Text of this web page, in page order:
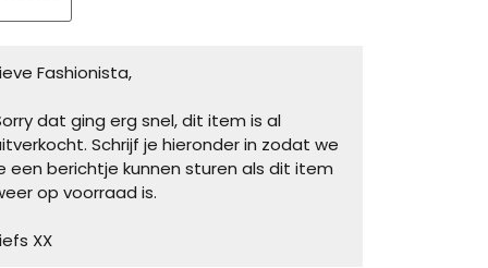
Fashionista,
dat ging erg snel, dit item is al
Schrijf je hieronder in zodat we
een berichtje kunnen sturen als dit item
op voorraad is.
XX